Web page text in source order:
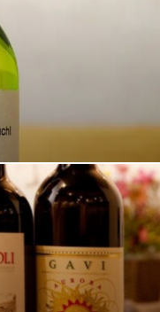
ビオワインを中心に、
スワインは赤ワイン、
イン等常時10種類以上5
用意！
神田駅前店